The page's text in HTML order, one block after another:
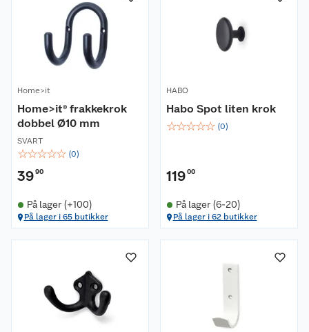
Home>it
Home>it® frakkekrok
dobbel Ø10 mm
SVART
☆☆☆☆☆ (0)
3990
På lager (+100)
På lager i 65 butikker
HABO
Habo Spot liten krok
☆☆☆☆☆ (0)
11900
På lager (6-20)
På lager i 62 butikker